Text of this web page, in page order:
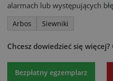
alarmach lub występujących
Arbos Siewniki
Chcesz dowiedzieć się więcej?
Bezpłatny egzemplarz